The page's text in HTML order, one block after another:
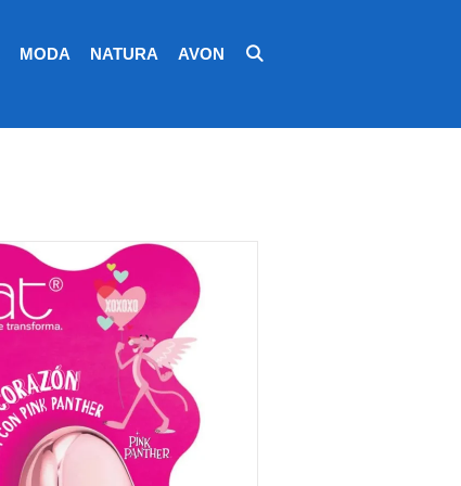
MODA NATURA AVON